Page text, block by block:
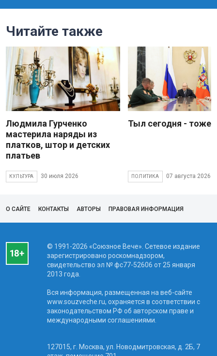
Читайте также
Людмила Гурченко
мастерила наряды из
платков, штор и детских
платьев
КУЛЬТУРА 30 июля 2026
Тыл сегодня - тоже
ПОЛИТИКА 07 августа 2026
О САЙТЕ КОНТАКТЫ АВТОРЫ ПРАВОВАЯ ИНФОРМАЦИЯ
© 1991-2026 «Союзное Вече». Сетевое издание
зарегистрировано роскомнадзором,
свидетельство эл № фc77-52606 от 25 января
2013 года.
Вся информация, размещенная на веб-сайте
www.souzveche.ru, охраняется в соответствии с
законодательством РФ об авторском праве и
международными соглашениями.
127015, г. Москва, ул. Новодмитровская, д. 2Б, 7